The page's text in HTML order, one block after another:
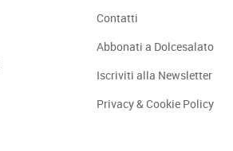
Contatti
Abbonati a Dolcesalato
Iscriviti alla Newsletter
Privacy & Cookie Policy